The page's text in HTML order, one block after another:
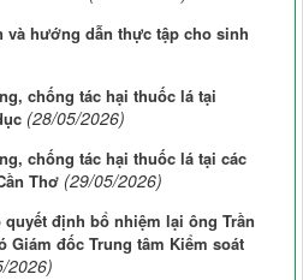
và hướng dẫn thực tập cho sinh
chống tác hại thuốc lá tại
(28/05/2026)
chống tác hại thuốc lá tại các
Thơ (29/05/2026)
định bổ nhiệm lại ông Trần
đốc Trung tâm Kiểm soát
2026)